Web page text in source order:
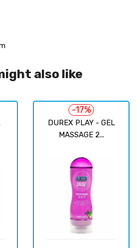
also like
DUREX PLAY - GEL
MASSAGE 2...
-17%